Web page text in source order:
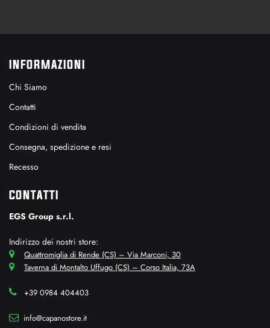
INFORMAZIONI
Chi Siamo
Contatti
Condizioni di vendita
Consegna, spedizione e resi
Recesso
CONTATTI
EGS Group s.r.l.
Indirizzo dei nostri store:
Quattromiglia di Rende (CS) – Via Marconi, 30
Taverna di Montalto Uffugo (CS) – Corso Italia, 73A
+39 0984 404403
info@capanostore.it